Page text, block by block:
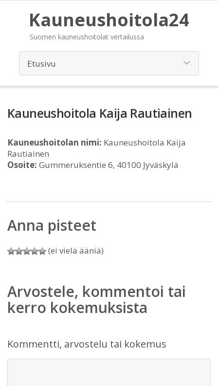
Kauneushoitola24
Suomen kauneushoitolat vertailussa
Kauneushoitola Kaija Rautiainen
Kauneushoitolan nimi: Kauneushoitola Kaija
Rautiainen
Osoite: Gummeruksentie 6, 40100 Jyväskylä
Anna pisteet
(ei vielä ääniä)
Arvostele, kommentoi tai
kerro kokemuksista
Kommentti, arvostelu tai kokemus